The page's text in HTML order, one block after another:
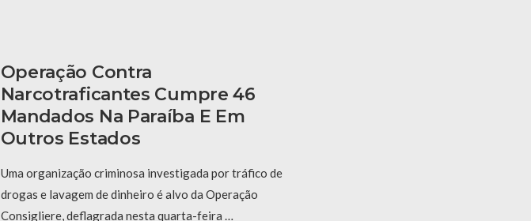
Operação Contra
Narcotraficantes Cumpre 46
Mandados Na Paraíba E Em
Outros Estados
Uma organização criminosa investigada por tráfico de
drogas e lavagem de dinheiro é alvo da Operação
Consigliere, deflagrada nesta quarta-feira …